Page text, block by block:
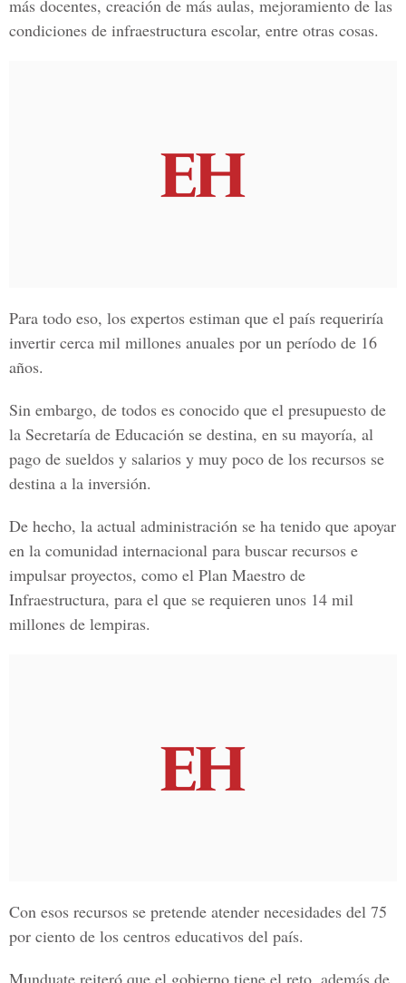
más docentes, creación de más aulas, mejoramiento de las
condiciones de infraestructura escolar, entre otras cosas.
Para todo eso, los expertos estiman que el país requeriría
invertir cerca mil millones anuales por un período de 16
años.
Sin embargo, de todos es conocido que el presupuesto de
la Secretaría de Educación se destina, en su mayoría, al
pago de sueldos y salarios y muy poco de los recursos se
destina a la inversión.
De hecho, la actual administración se ha tenido que apoyar
en la comunidad internacional para buscar recursos e
impulsar proyectos, como el Plan Maestro de
Infraestructura, para el que se requieren unos 14 mil
millones de lempiras.
Con esos recursos se pretende atender necesidades del 75
por ciento de los centros educativos del país.
Munduate reiteró que el gobierno tiene el reto, además de